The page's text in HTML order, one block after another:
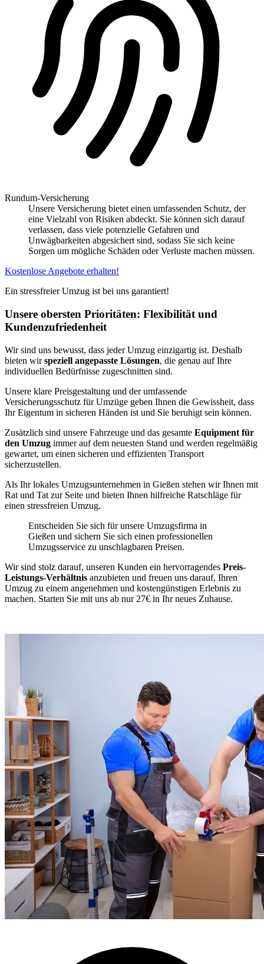
Rundum-Versicherung
Unsere Versicherung bietet einen umfassenden Schutz, der
eine Vielzahl von Risiken abdeckt. Sie können sich darauf
verlassen, dass viele potenzielle Gefahren und
Unwägbarkeiten abgesichert sind, sodass Sie sich keine
Sorgen um mögliche Schäden oder Verluste machen müssen.
Kostenlose Angebote erhalten!
Ein stressfreier Umzug ist bei uns garantiert!
Unsere obersten Prioritäten: Flexibilität und
Kundenzufriedenheit
Wir sind uns bewusst, dass jeder Umzug einzigartig ist. Deshalb
bieten wirspeziell angepasste Lösungen, die genau auf Ihre
individuellen Bedürfnisse zugeschnitten sind.
Unsere klare Preisgestaltung und der umfassende
Versicherungsschutz für Umzüge geben Ihnen die Gewissheit, dass
Ihr Eigentum in sicheren Händen ist und Sie beruhigt sein können.
Zusätzlich sind unsere Fahrzeuge und das gesamte Equipment für
den Umzug immer auf dem neuesten Stand und werden regelmäßig
gewartet, um einen sicheren und effizienten Transport
sicherzustellen.
Als Ihr lokales Umzugsunternehmen in Gießen stehen wir Ihnen mit
Rat und Tat zur Seite und bieten Ihnen hilfreiche Ratschläge für
einen stressfreien Umzug.
Entscheiden Sie sich für unsere Umzugsfirma in
Gießen und sichern Sie sich einen professionellen
Umzugsservice zu unschlagbaren Preisen.
Wir sind stolz darauf, unseren Kunden ein hervorragendes Preis-
Leistungs-Verhältnis anzubieten und freuen uns darauf, Ihren
Umzug zu einem angenehmen und kostengünstigen Erlebnis zu
machen. Starten Sie mit uns ab nur 27€ in Ihr neues Zuhause.